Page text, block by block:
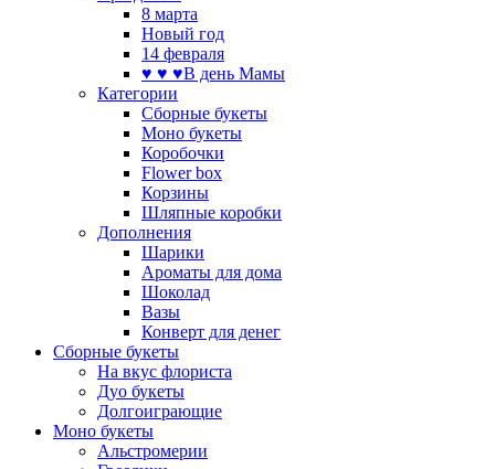
8 марта
Новый год
14 февраля
♥ ♥ ♥В день Мамы
Категории
Сборные букеты
Моно букеты
Коробочки
Flower box
Корзины
Шляпные коробки
Дополнения
Шарики
Ароматы для дома
Шоколад
Вазы
Конверт для денег
Сборные букеты
На вкус флориста
Дуо букеты
Долгоиграющие
Моно букеты
Альстромерии